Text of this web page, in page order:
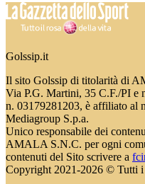
Golssip.it
Il sito Golssip di titolarità di
Via P.G. Martini, 35 C.F./PI e
n. 03179281203, è affiliato al
Mediagroup S.p.a.
Unico responsabile dei
AMALA S.N.C. per ogni
contenuti del Sito scrivere a
Copyright 2021-2026 © Tutti